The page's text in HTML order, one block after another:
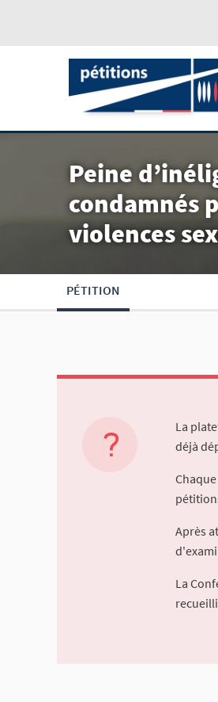
Peine
condamnés
violences
PÉTITION
La
déjà
Après
La